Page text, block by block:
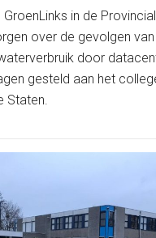
in de
over de gevolgen van
door
gesteld aan het
Staten.